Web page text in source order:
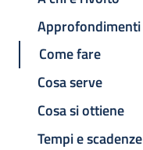
Approfondimenti
Come fare
Cosa serve
Cosa si ottiene
Tempi e scadenze